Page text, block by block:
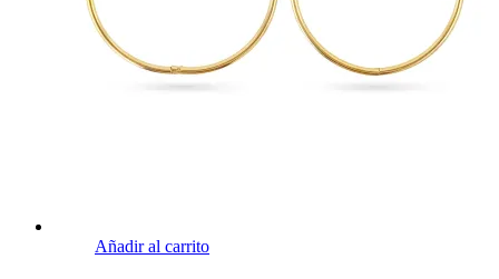
Añadir al carrito